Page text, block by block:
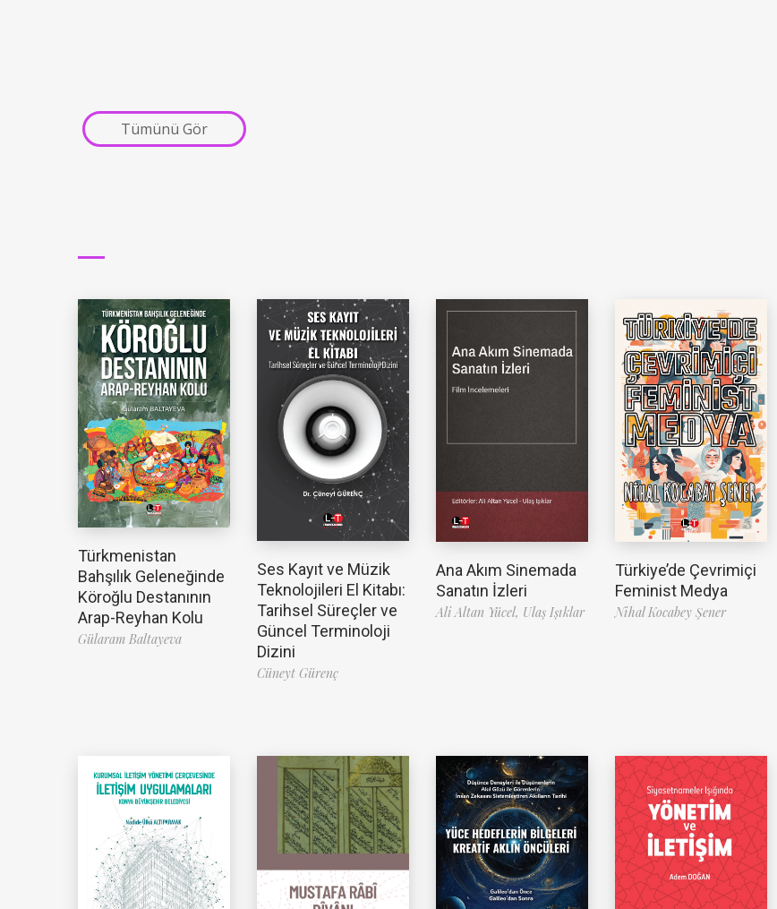
Tümünü Gör
Türkmenistan
Bahşılık Geleneğinde
Köroğlu Destanının
Arap-Reyhan Kolu
Gülaram Baltayeva
Ses Kayıt ve Müzik
Teknolojileri El Kitabı:
Tarihsel Süreçler ve
Güncel Terminoloji
Dizini
Cüneyt Gürenç
Ana Akım Sinemada
Sanatın İzleri
Ali Altan Yücel, Ulaş Işıklar
Türkiye’de Çevrimiçi
Feminist Medya
Nihal Kocabey Şener